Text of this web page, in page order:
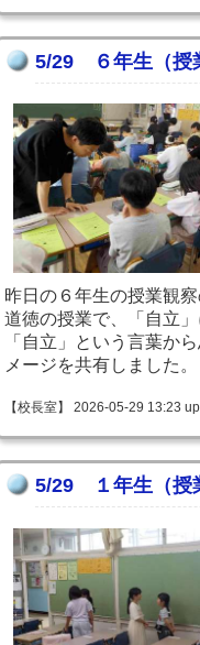
5/29 ６年生（授
昨日の６年生の授業観
道徳の授業で、「自立
「自立」という言葉か
メージを共有しました。
【校長室】 2026-05-29 13:23
5/29 １年生（授